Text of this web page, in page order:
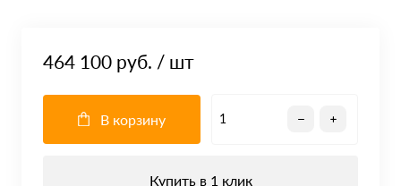
464 100 руб. / шт
В корзину
Купить в 1 клик